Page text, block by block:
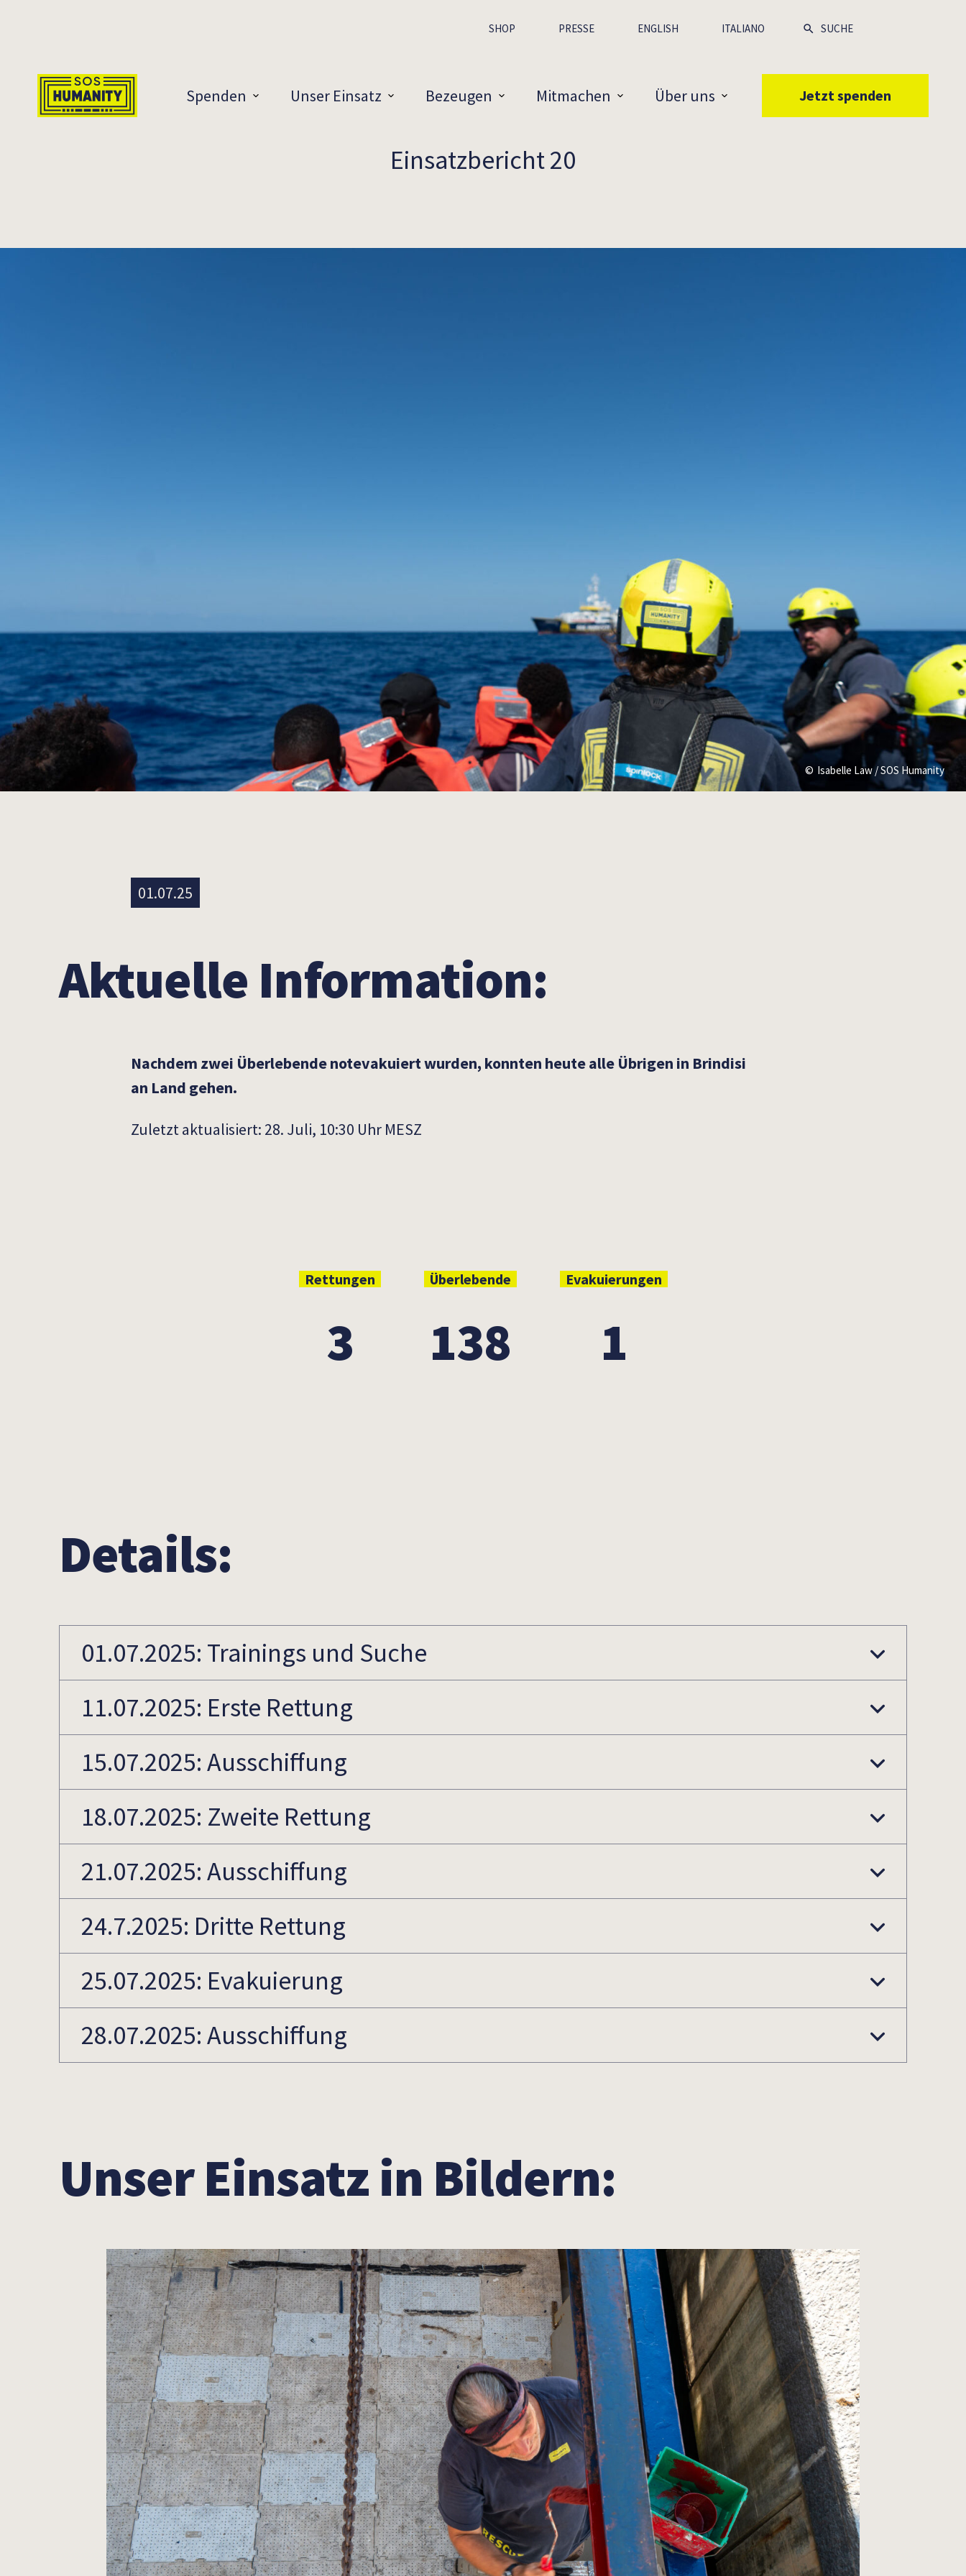
SHOP PRESSE ENGLISH ITALIANO
Spenden Unser Einsatz Bezeugen Mitmachen Über uns Jetzt spenden
Einsatzbericht 20
Isabelle Law / SOS Humanity
01.07.25
Aktuelle Information:
Nachdem zwei Überlebende notevakuiert wurden, konnten heute alle Übrigen in Brindisi
an Land gehen.
Zuletzt aktualisiert: 28. Juli, 10:30 Uhr MESZ
Rettungen
3
Überlebende
138
Evakuierungen
1
Details:
01.07.2025: Trainings und Suche
11.07.2025: Erste Rettung
15.07.2025: Ausschiffung
18.07.2025: Zweite Rettung
21.07.2025: Ausschiffung
24.7.2025: Dritte Rettung
25.07.2025: Evakuierung
28.07.2025: Ausschiffung
Unser Einsatz in Bildern: